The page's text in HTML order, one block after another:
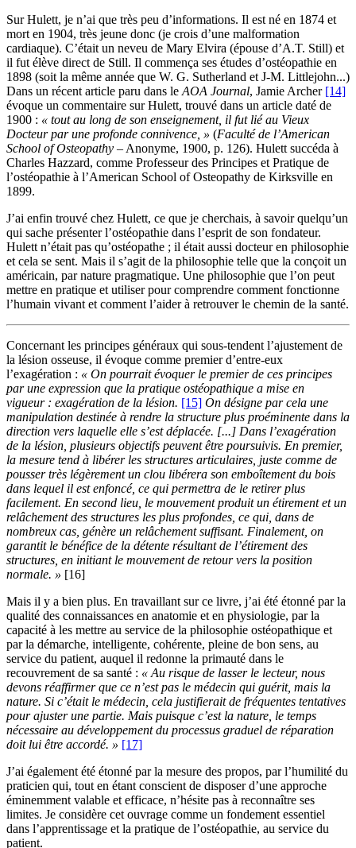
Sur Hulett, je n’ai que très peu d’informations. Il est né en 1874 et
mort en 1904, très jeune donc (je crois d’une malformation
cardiaque). C’était un neveu de Mary Elvira (épouse d’A.T. Still) et
il fut élève direct de Still. Il commença ses études d’ostéopathie en
1898 (soit la même année que W. G. Sutherland et J-M. Littlejohn...)
Dans un récent article paru dans le AOA Journal, Jamie Archer [14]
évoque un commentaire sur Hulett, trouvé dans un article daté de
1900 : « tout au long de son enseignement, il fut lié au Vieux
Docteur par une profonde connivence, » (Faculté de l’American
School of Osteopathy – Anonyme, 1900, p. 126). Hulett succéda à
Charles Hazzard, comme Professeur des Principes et Pratique de
l’ostéopathie à l’American School of Osteopathy de Kirksville en
1899.
J’ai enfin trouvé chez Hulett, ce que je cherchais, à savoir quelqu’un
qui sache présenter l’ostéopathie dans l’esprit de son fondateur.
Hulett n’était pas qu’ostéopathe ; il était aussi docteur en philosophie
et cela se sent. Mais il s’agit de la philosophie telle que la conçoit un
américain, par nature pragmatique. Une philosophie que l’on peut
mettre en pratique et utiliser pour comprendre comment fonctionne
l’humain vivant et comment l’aider à retrouver le chemin de la santé.
Concernant les principes généraux qui sous-tendent l’ajustement de
la lésion osseuse, il évoque comme premier d’entre-eux
l’exagération : « On pourrait évoquer le premier de ces principes
par une expression que la pratique ostéopathique a mise en
vigueur : exagération de la lésion. [15] On désigne par cela une
manipulation destinée à rendre la structure plus proéminente dans la
direction vers laquelle elle s’est déplacée. [...] Dans l’exagération
de la lésion, plusieurs objectifs peuvent être poursuivis. En premier,
la mesure tend à libérer les structures articulaires, juste comme de
pousser très légèrement un clou libérera son emboîtement du bois
dans lequel il est enfoncé, ce qui permettra de le retirer plus
facilement. En second lieu, le mouvement produit un étirement et un
relâchement des structures les plus profondes, ce qui, dans de
nombreux cas, génère un relâchement suffisant. Finalement, on
garantit le bénéfice de la détente résultant de l’étirement des
structures, en initiant le mouvement de retour vers la position
normale. » [16]
Mais il y a bien plus. En travaillant sur ce livre, j’ai été étonné par la
qualité des connaissances en anatomie et en physiologie, par la
capacité à les mettre au service de la philosophie ostéopathique et
par la démarche, intelligente, cohérente, pleine de bon sens, au
service du patient, auquel il redonne la primauté dans le
recouvrement de sa santé : « Au risque de lasser le lecteur, nous
devons réaffirmer que ce n’est pas le médecin qui guérit, mais la
nature. Si c’était le médecin, cela justifierait de fréquentes tentatives
pour ajuster une partie. Mais puisque c’est la nature, le temps
nécessaire au développement du processus graduel de réparation
doit lui être accordé. » [17]
J’ai également été étonné par la mesure des propos, par l’humilité du
praticien qui, tout en étant conscient de disposer d’une approche
éminemment valable et efficace, n’hésite pas à reconnaître ses
limites. Je considère cet ouvrage comme un fondement essentiel
dans l’apprentissage et la pratique de l’ostéopathie, au service du
patient.